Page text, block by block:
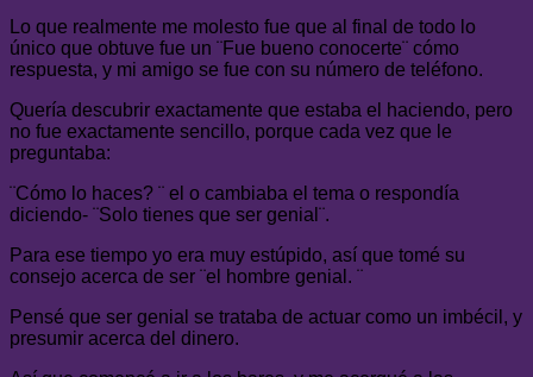
Lo que realmente me molesto fue que al final de todo lo
único que obtuve fue un ¨Fue bueno conocerte¨ cómo
respuesta, y mi amigo se fue con su número de teléfono.
Quería descubrir exactamente que estaba el haciendo, pero
no fue exactamente sencillo, porque cada vez que le
preguntaba:
¨Cómo lo haces? ¨ el o cambiaba el tema o respondía
diciendo- ¨Solo tienes que ser genial¨.
Para ese tiempo yo era muy estúpido, así que tomé su
consejo acerca de ser ¨el hombre genial. ¨
Pensé que ser genial se trataba de actuar como un imbécil, y
presumir acerca del dinero.